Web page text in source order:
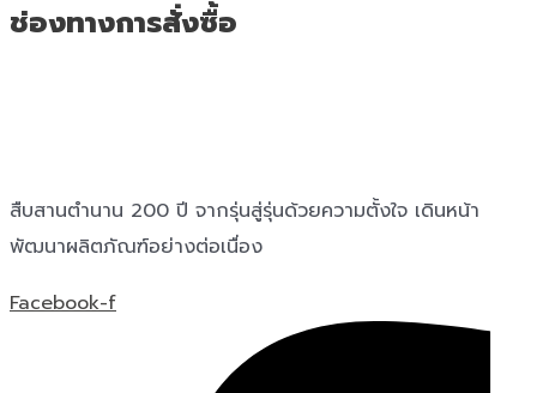
ช่องทางการสั่งซื้อ
สืบสานตำนาน 200 ปี จากรุ่นสู่รุ่นด้วยความตั้งใจ เดินหน้า
พัฒนาผลิตภัณฑ์อย่างต่อเนื่อง
Facebook-f